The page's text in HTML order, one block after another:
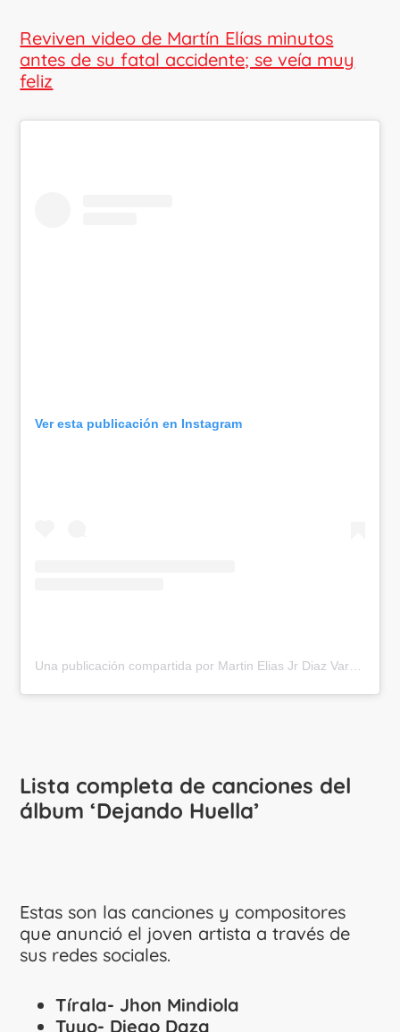
Reviven video de Martín Elías minutos
antes de su fatal accidente; se veía muy
feliz
Ver esta publicación en Instagram
Lista completa de canciones del
álbum ‘Dejando Huella’
Estas son las canciones y compositores
que anunció el joven artista a través de
sus redes sociales.
Tírala- Jhon Mindiola
Tuyo- Diego Daza